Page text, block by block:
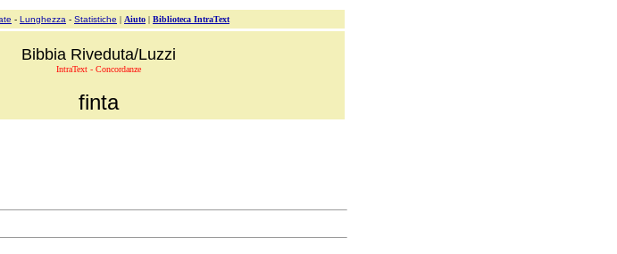
- Lunghezza - Statistiche | Aiuto | Biblioteca IntraText
Bibbia Riveduta/Luzzi
IntraText - Concordanze
finta